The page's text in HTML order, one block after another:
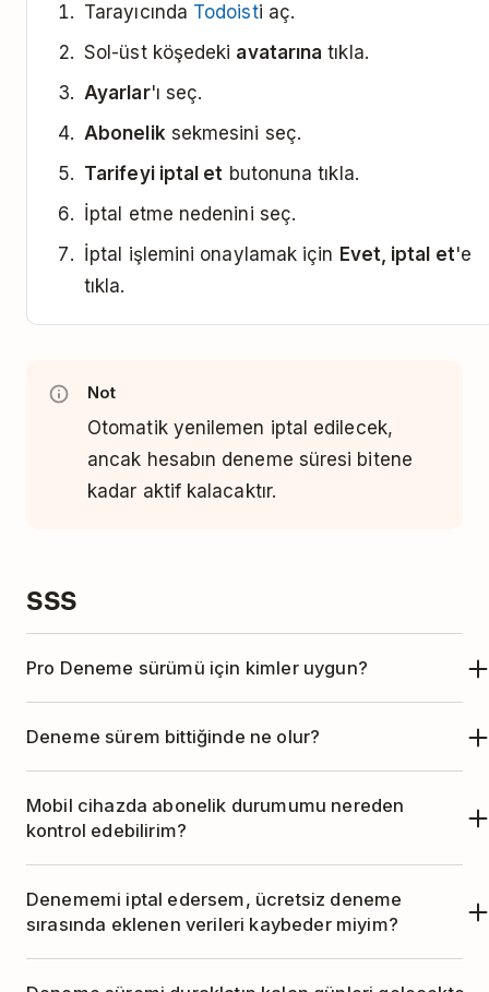
Tarayıcında Todoisti aç.
Sol-üst köşedeki avatarına tıkla.
Ayarlar'ı seç.
Aboneliksekmesini seç.
Tarifeyi iptal et butonuna tıkla.
İptal etme nedenini seç.
İptal işlemini onaylamak için Evet, iptal et'e
tıkla.
Not
Otomatik yenilemen iptal edilecek,
ancak hesabın deneme süresi bitene
kadar aktif kalacaktır.
SSS
Pro Deneme sürümü için kimler uygun?
denememiş herkes için mevcuttur.
Deneme sürem bittiğinde ne olur?
iptal edilmediği sürece otomatik olarak
Mobil cihazda abonelik durumumu nereden
kontrol edebilirim?
uygulamasında kontrol edebilirsiniz.Ayarlar
Denememi iptal edersem, ücretsiz deneme
sırasında eklenen verileri kaybeder miyim?